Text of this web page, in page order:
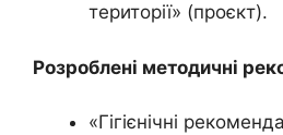
території» (проєкт).
Розроблені методичні
«Гігієнічні